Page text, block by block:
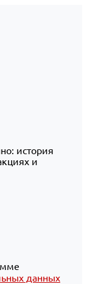
история
и
данных